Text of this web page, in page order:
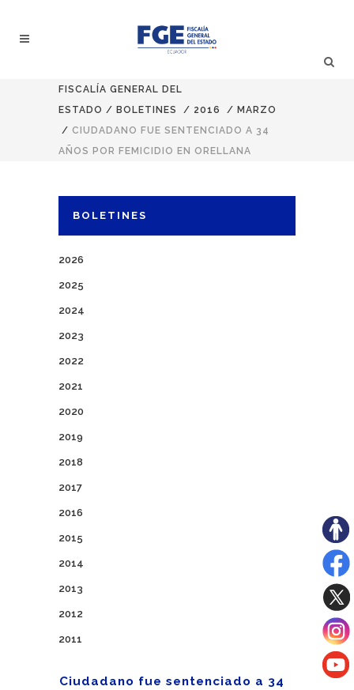
FISCALÍA GENERAL DEL
ESTADO / BOLETINES / 2016 / MARZO
/ CIUDADANO FUE SENTENCIADO A 34
AÑOS POR FEMICIDIO EN ORELLANA
BOLETINES
2026
2025
2024
2023
2022
2021
2020
2019
2018
2017
2016
2015
2014
2013
2012
2011
Ciudadano fue sentenciado a 34